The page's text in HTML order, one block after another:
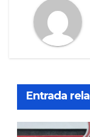
Entrada